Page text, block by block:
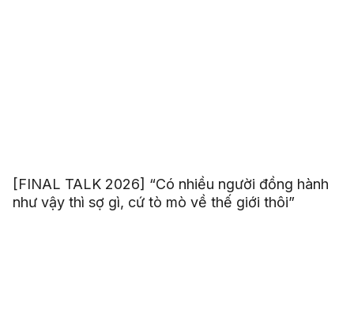
[FINAL TALK 2026] “Có nhiều người đồng hành
như vậy thì sợ gì, cứ tò mò về thế giới thôi”